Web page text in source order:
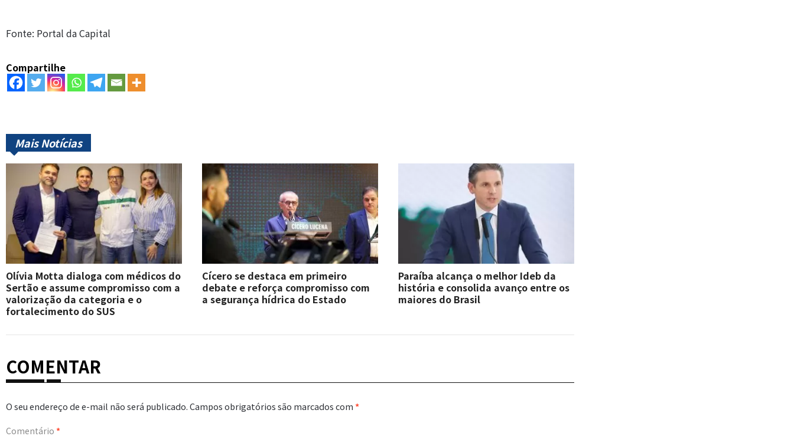
Fonte: Portal da Capital
Compartilhe
Mais Notícias
Olívia Motta dialoga com médicos do
Sertão e assume compromisso com a
valorização da categoria e o
fortalecimento do SUS
Cícero se destaca em primeiro
debate e reforça compromisso com
a segurança hídrica do Estado
Paraíba alcança o melhor Ideb da
história e consolida avanço entre os
maiores do Brasil
COMENTAR
O seu endereço de e-mail não será publicado.Campos obrigatórios são marcados com*
Comentário *